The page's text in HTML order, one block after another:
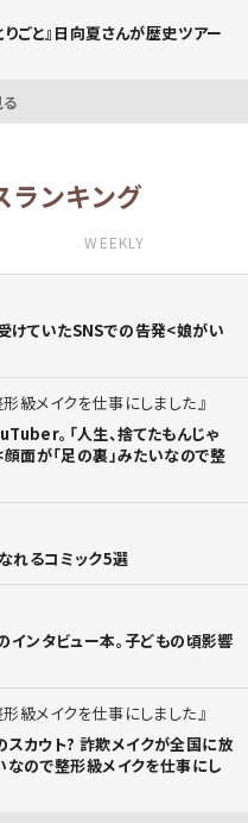
りごと』日向夏さんが歴史ツアー
ランキング
WEEKLY
けていたSNSでの告発<娘がい
級メイクを仕事にしました
。「人生、捨てたもんじゃ
面が「足の裏」みたいなので整
れるコミック5選
インタビュー本。子どもの頃影響
級メイクを仕事にしました
スカウト? 詐欺メイクが全国に放
なので整形級メイクを仕事にし